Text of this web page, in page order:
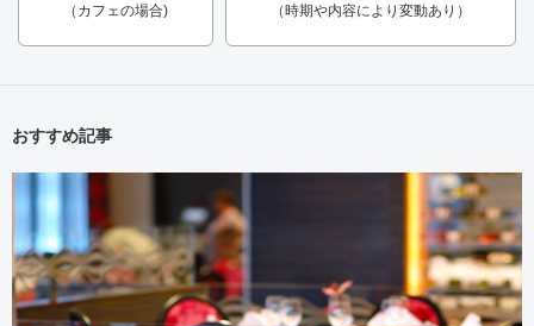
（カフェの場合)
（時期や内容により変動あり）
おすすめ記事